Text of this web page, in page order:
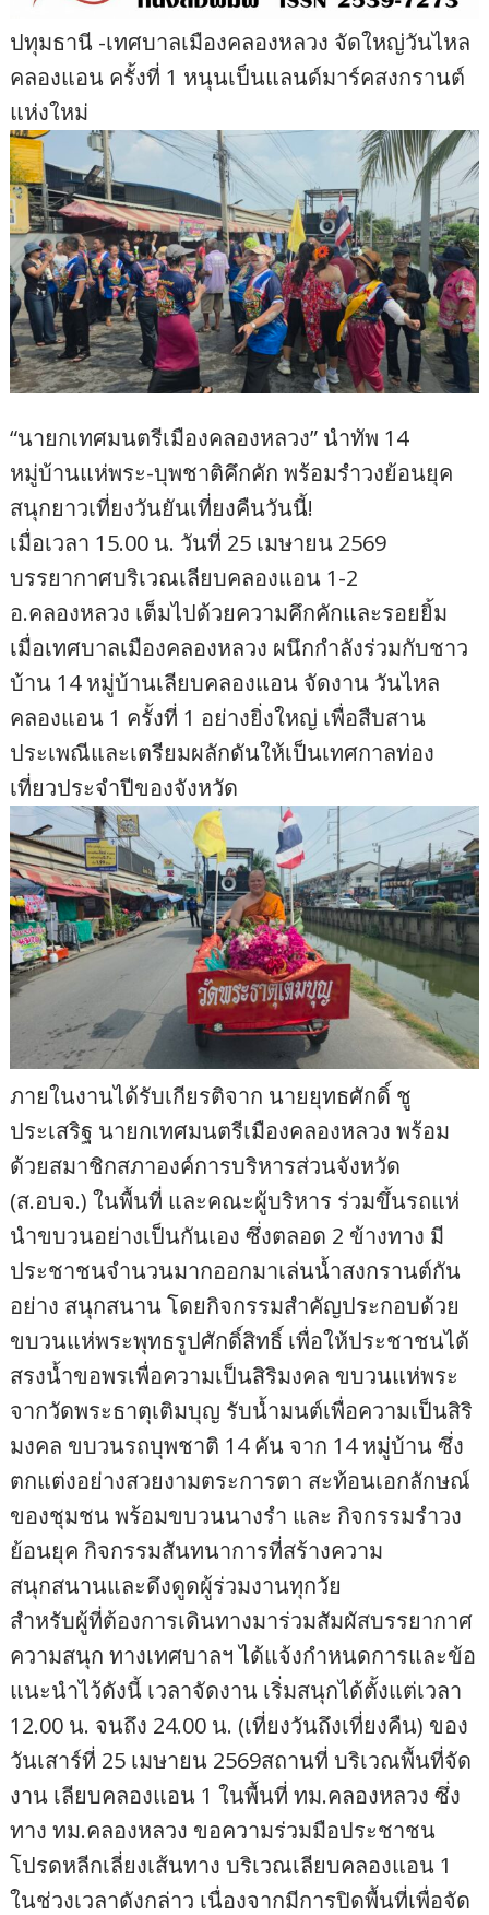
ปทุมธานี -เทศบาลเมืองคลองหลวง จัดใหญ่วันไหล
คลองแอน ครั้งที่ 1 หนุนเป็นแลนด์มาร์คสงกรานต์
แห่งใหม่
“นายกเทศมนตรีเมืองคลองหลวง” นำทัพ 14
หมู่บ้านแห่พระ-บุพชาติคึกคัก พร้อมรำวงย้อนยุค
สนุกยาวเที่ยงวันยันเที่ยงคืนวันนี้!
เมื่อเวลา 15.00 น. วันที่ 25 เมษายน 2569
บรรยากาศบริเวณเลียบคลองแอน 1-2
อ.คลองหลวง เต็มไปด้วยความคึกคักและรอยยิ้ม
เมื่อเทศบาลเมืองคลองหลวง ผนึกกำลังร่วมกับชาว
บ้าน 14 หมู่บ้านเลียบคลองแอน จัดงาน วันไหล
คลองแอน 1 ครั้งที่ 1 อย่างยิ่งใหญ่ เพื่อสืบสาน
ประเพณีและเตรียมผลักดันให้เป็นเทศกาลท่อง
เที่ยวประจำปีของจังหวัด
ภายในงานได้รับเกียรติจาก นายยุทธศักดิ์ ชู
ประเสริฐ นายกเทศมนตรีเมืองคลองหลวง พร้อม
ด้วยสมาชิกสภาองค์การบริหารส่วนจังหวัด
(ส.อบจ.) ในพื้นที่ และคณะผู้บริหาร ร่วมขึ้นรถแห่
นำขบวนอย่างเป็นกันเอง ซึ่งตลอด 2 ข้างทาง มี
ประชาชนจำนวนมากออกมาเล่นน้ำสงกรานต์กัน
อย่าง สนุกสนาน โดยกิจกรรมสำคัญประกอบด้วย
ขบวนแห่พระพุทธรูปศักดิ์สิทธิ์ เพื่อให้ประชาชนได้
สรงน้ำขอพรเพื่อความเป็นสิริมงคล ขบวนแห่พระ
จากวัดพระธาตุเติมบุญ รับน้ำมนต์เพื่อความเป็นสิริ
มงคล ขบวนรถบุพชาติ 14 คัน จาก 14 หมู่บ้าน ซึ่ง
ตกแต่งอย่างสวยงามตระการตา สะท้อนเอกลักษณ์
ของชุมชน พร้อมขบวนนางรำ และ กิจกรรมรำวง
ย้อนยุค กิจกรรมสันทนาการที่สร้างความ
สนุกสนานและดึงดูดผู้ร่วมงานทุกวัย
สำหรับผู้ที่ต้องการเดินทางมาร่วมสัมผัสบรรยากาศ
ความสนุก ทางเทศบาลฯ ได้แจ้งกำหนดการและข้อ
แนะนำไว้ดังนี้ เวลาจัดงาน เริ่มสนุกได้ตั้งแต่เวลา
12.00 น. จนถึง 24.00 น. (เที่ยงวันถึงเที่ยงคืน) ของ
วันเสาร์ที่ 25 เมษายน 2569สถานที่ บริเวณพื้นที่จัด
งาน เลียบคลองแอน 1 ในพื้นที่ ทม.คลองหลวง ซึ่ง
ทาง ทม.คลองหลวง ขอความร่วมมือประชาชน
โปรดหลีกเลี่ยงเส้นทาง บริเวณเลียบคลองแอน 1
ในช่วงเวลาดังกล่าว เนื่องจากมีการปิดพื้นที่เพื่อจัด